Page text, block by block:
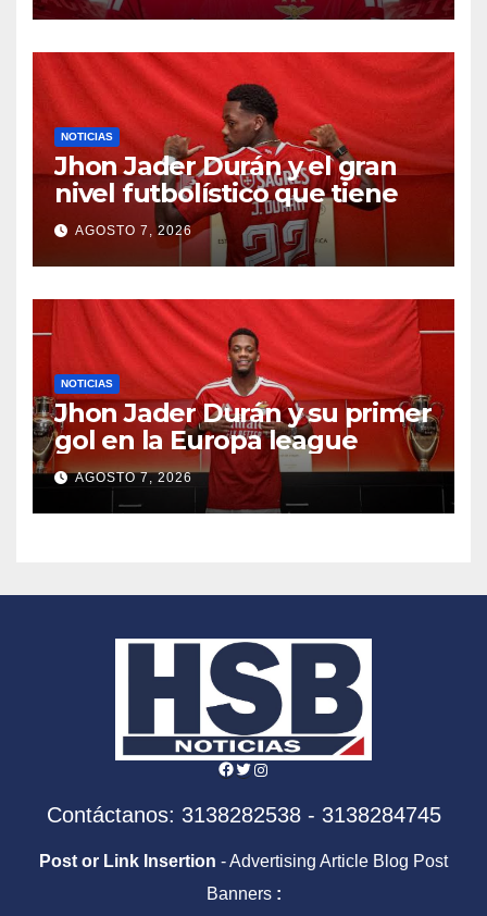
NOTICIAS
Jhon Jader Durán y el gran
nivel futbolístico que tiene
AGOSTO 7, 2026
NOTICIAS
Jhon Jader Durán y su primer
gol en la Europa league
AGOSTO 7, 2026
Facebook
Twitter
Instagram
Contáctanos: 3138282538 - 3138284745
Post or Link Insertion - Advertising Article Blog Post
Banners :